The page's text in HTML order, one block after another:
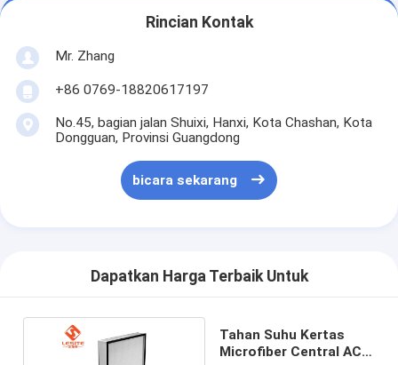
Rincian Kontak
Mr. Zhang
+86 0769-18820617197
No.45, bagian jalan Shuixi, Hanxi, Kota Chashan, Kota
Dongguan, Provinsi Guangdong
bicara sekarang
Dapatkan Harga Terbaik Untuk
Tahan Suhu Kertas
Microfiber Central AC